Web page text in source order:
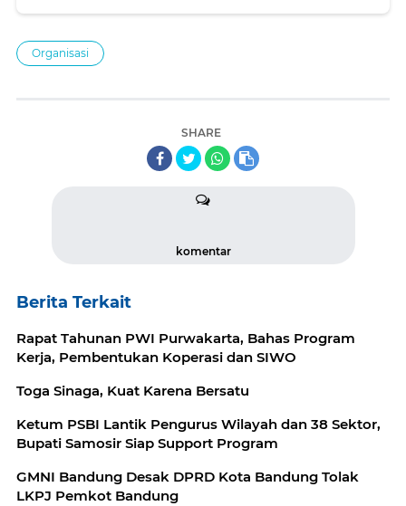
Organisasi
SHARE
komentar
Berita Terkait
Rapat Tahunan PWI Purwakarta, Bahas Program
Kerja, Pembentukan Koperasi dan SIWO
Toga Sinaga, Kuat Karena Bersatu
Ketum PSBI Lantik Pengurus Wilayah dan 38 Sektor,
Bupati Samosir Siap Support Program
GMNI Bandung Desak DPRD Kota Bandung Tolak
LKPJ Pemkot Bandung